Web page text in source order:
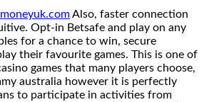
Also, faster connection
Opt-in Betsafe and play on any
for a chance to win, secure
their favourite games. This is one of
games that many players choose,
australia however it is perfectly
to participate in activities from